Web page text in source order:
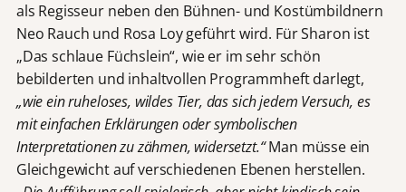
als Regisseur neben den Bühnen- und Kostümbildnern
Neo Rauch und Rosa Loy geführt wird. Für Sharon ist
„Das schlaue Füchslein“, wie er im sehr schön
bebilderten und inhaltvollen Programmheft darlegt,
„wie ein ruheloses, wildes Tier, das sich jedem Versuch, es
mit einfachen Erklärungen oder symbolischen
Interpretationen zu zähmen, widersetzt.“Man müsse ein
Gleichgewicht auf verschiedenen Ebenen herstellen.